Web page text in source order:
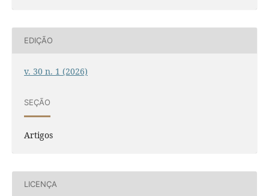
EDIÇÃO
v. 30 n. 1 (2026)
SEÇÃO
Artigos
LICENÇA